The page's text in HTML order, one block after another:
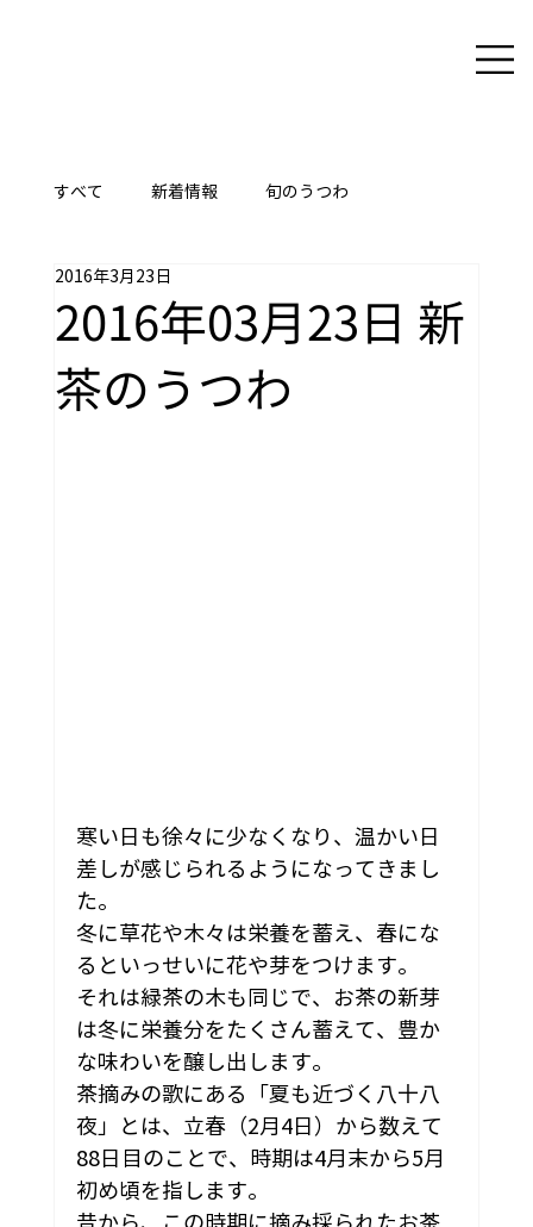
すべて 新着情報 旬のうつわ
ここに技あり
2016年03月23日 新
茶のうつわ
2016年3月23日
寒い日も徐々に少なくなり、温かい日
差しが感じられるようになってきまし
た。
冬に草花や木々は栄養を蓄え、春にな
るといっせいに花や芽をつけます。
それは緑茶の木も同じで、お茶の新芽
は冬に栄養分をたくさん蓄えて、豊か
な味わいを醸し出します。
茶摘みの歌にある「夏も近づく八十八
夜」とは、立春（2月4日）から数えて
88日目のことで、時期は4月末から5月
初め頃を指します。
昔から、この時期に摘み採られたお茶